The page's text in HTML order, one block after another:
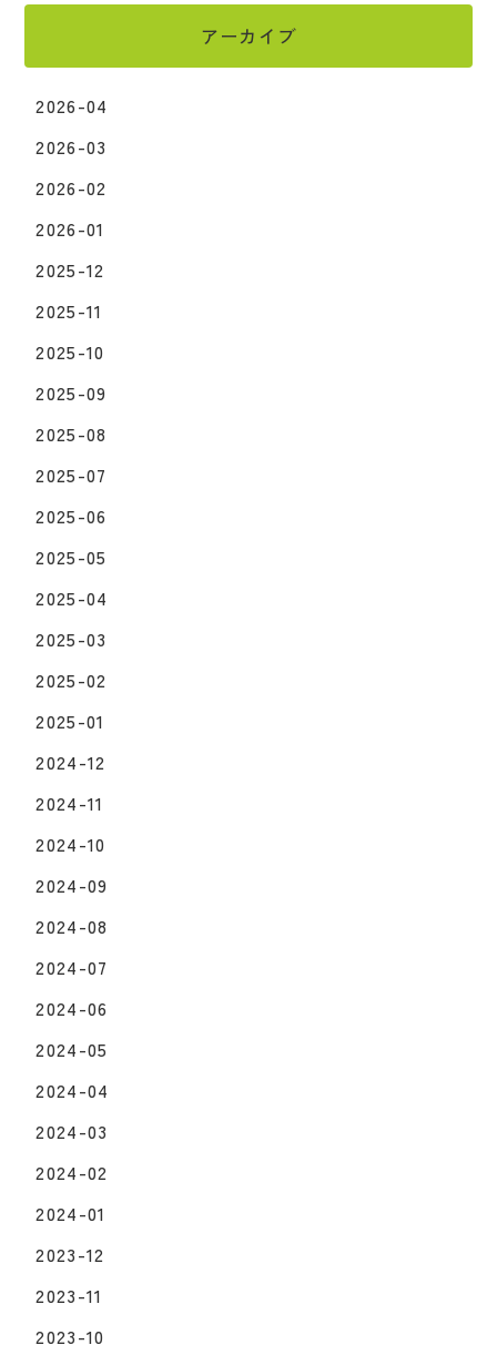
アーカイブ
2026-04
2026-03
2026-02
2026-01
2025-12
2025-11
2025-10
2025-09
2025-08
2025-07
2025-06
2025-05
2025-04
2025-03
2025-02
2025-01
2024-12
2024-11
2024-10
2024-09
2024-08
2024-07
2024-06
2024-05
2024-04
2024-03
2024-02
2024-01
2023-12
2023-11
2023-10